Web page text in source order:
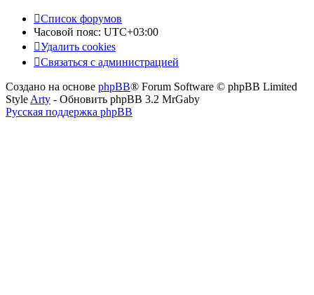
Список форумов
Часовой пояс: UTC+03:00
Удалить cookies
Связаться с администрацией
Создано на основе phpBB® Forum Software © phpBB Limited
StyleArty - Обновить phpBB 3.2 MrGaby
Русская поддержка phpBB